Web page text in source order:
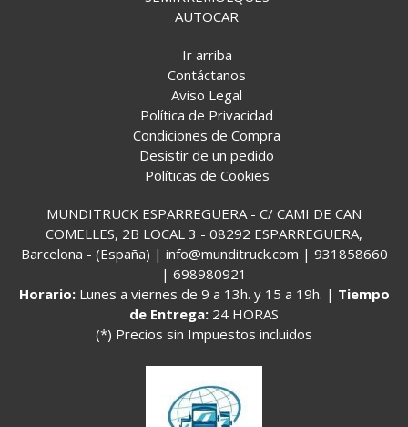
AUTOCAR
Ir arriba
Contáctanos
Aviso Legal
Política de Privacidad
Condiciones de Compra
Desistir de un pedido
Políticas de Cookies
MUNDITRUCK ESPARREGUERA - C/ CAMI DE CAN
COMELLES, 2B LOCAL 3 - 08292 ESPARREGUERA,
Barcelona - (España) | info@munditruck.com | 931858660
| 698980921
Horario: Lunes a viernes de 9 a 13h. y 15 a 19h. | Tiempo
de Entrega: 24 HORAS
(*) Precios sin Impuestos incluidos